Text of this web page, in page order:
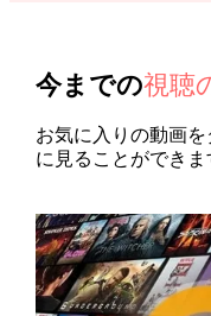
今までの視聴
お気に入りの動画
に見ることができま